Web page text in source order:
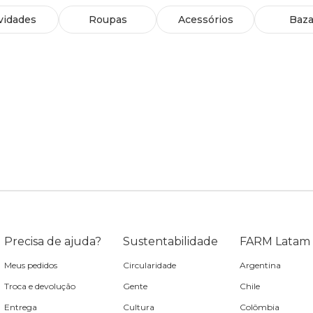
Roupas Acessórios
Precisa de ajuda?
Meus pedidos
Troca e devolução
Entrega
Sustentabilidade
Circularidade
Gente
Cultura
FARM Latam
Argentina
Chile
Colômbia